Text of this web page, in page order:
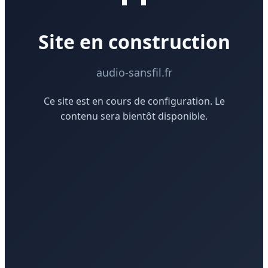
Site en construction
audio-sansfil.fr
Ce site est en cours de configuration. Le
contenu sera bientôt disponible.